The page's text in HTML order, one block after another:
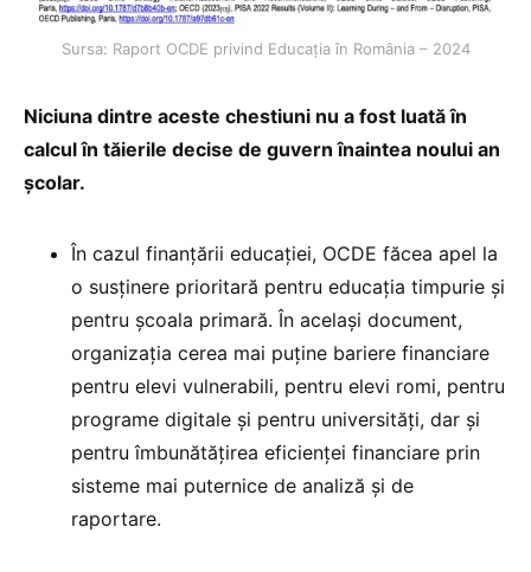
Sursa: Raport OCDE privind Educația în România – 2024
Niciuna dintre aceste chestiuni nu a fost luată în
calcul în tăierile decise de guvern înaintea noului an
școlar.
În cazul finanțării educației, OCDE făcea apel la
o susținere prioritară pentru educația timpurie și
pentru școala primară. În același document,
organizația cerea mai puține bariere financiare
pentru elevi vulnerabili, pentru elevi romi, pentru
programe digitale și pentru universități, dar și
pentru îmbunătățirea eficienței financiare prin
sisteme mai puternice de analiză și de
raportare.